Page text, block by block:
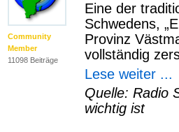
Community
Member
11098 Beiträge
Eine der
Schwedens,
Provinz
vollständig
Lese weiter ...
Quelle: Radio
wichtig ist